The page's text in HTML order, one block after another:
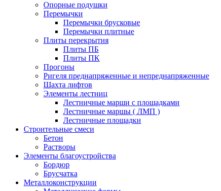
Опорные подушки
Перемычки
Перемычки брусковые
Перемычки плитные
Плиты перекрытия
Плиты ПБ
Плиты ПК
Прогоны
Ригеля преднапряженные и непреднапряженные
Шахта лифтов
Элементы лестниц
Лестничные марши с площадками
Лестничные маршы ( ЛМП )
Лестничные площадки
Строительные смеси
Бетон
Растворы
Элементы благоустройства
Бордюр
Брусчатка
Металлоконструкции